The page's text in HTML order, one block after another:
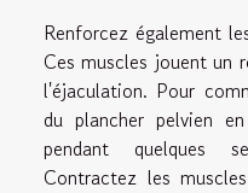
Renforcez également
Ces muscles jouent un
l'éjaculation. Pour
du plancher pelvien
pendant quelques
Contractez les